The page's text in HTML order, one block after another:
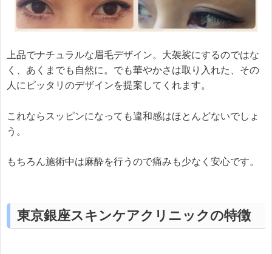
上品でナチュラルな眉毛デザイン。大袈裟にするのではな
く、あくまでも自然に。でも華やかさは取り入れた、その
人にピッタリのデザインを提案してくれます。
これならスッピンになっても違和感はほとんどないでしょ
う。
もちろん施術中は麻酔を行うので痛みも少なく安心です。
東京銀座スキンケアクリニックの特徴